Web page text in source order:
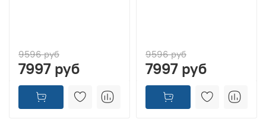
9596 руб
7997 руб
9596 руб
7997 руб